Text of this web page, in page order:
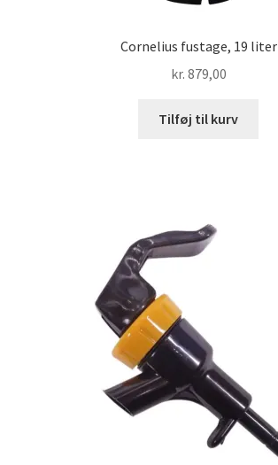
Cornelius fustage, 19 liter
kr. 879,00
Tilføj til kurv